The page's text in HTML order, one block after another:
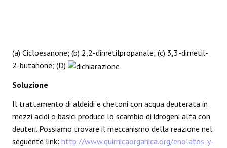
(a) Cicloesanone; (b) 2,2-dimetilpropanale; (c) 3,3-dimetil-
2-butanone; (D)
Soluzione
Il trattamento di aldeidi e chetoni con acqua deuterata in
mezzi acidi o basici produce lo scambio di idrogeni alfa con
deuteri. Possiamo trovare il meccanismo della reazione nel
seguente link: http://www.quimicaorganica.org/enolatos-y-